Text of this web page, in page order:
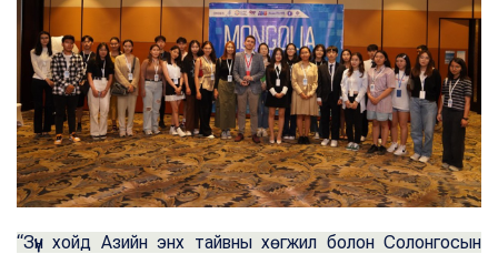
“Зүүн хойд Азийн энх тайвны хөгжил болон Солонгосын